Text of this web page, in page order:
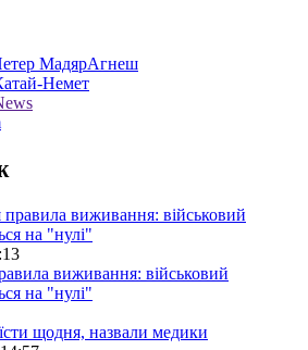
МадярАгнеш
Немет
виживання: військовий
на "нулі"